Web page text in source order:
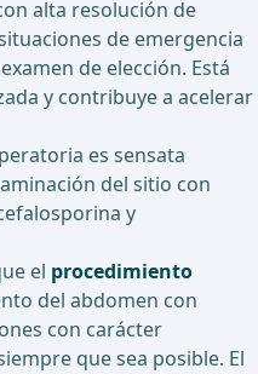
alta resolución de
de emergencia
de elección. Está
y contribuye a acelerar
es sensata
del sitio con
y
el procedimiento
del abdomen con
con carácter
que sea posible. El